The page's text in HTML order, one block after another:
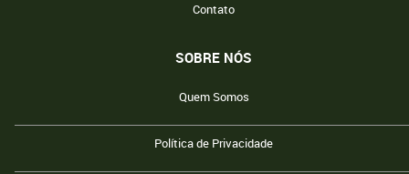
Contato
SOBRE NÓS
Quem Somos
Política de Privacidade